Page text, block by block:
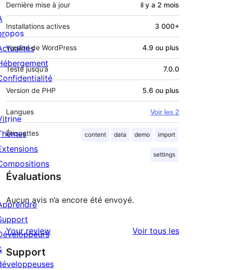
Dernière mise à jour il y a 2 mois
Installations actives 3 000+
Version de WordPress 4.9 ou plus
Testé jusqu’à 7.0.0
Version de PHP 5.6 ou plus
Langues Voir les 2
Étiquettes content data demo import
settings
Évaluations
Aucun avis n’a encore été envoyé.
Your review Voir tous lesavis
Support